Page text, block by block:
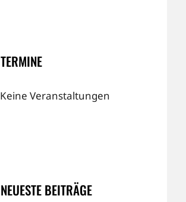
TERMINE
Keine Veranstaltungen
NEUESTE BEITRÄGE